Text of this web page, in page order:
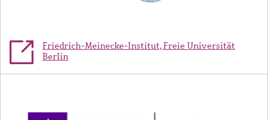
Friedrich-Meinecke-Institut, Freie Universität
Berlin